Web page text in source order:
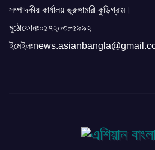
সম্পাদকীয় কার্যালয় ভুরুঙ্গামারী কুড়িগ্রাম।
মুঠোফোনঃ০১৭২০৩৮৫৯৯২